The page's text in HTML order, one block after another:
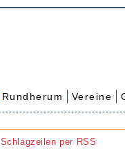
Rundherum Vereine
Schlagzeilen per RSS